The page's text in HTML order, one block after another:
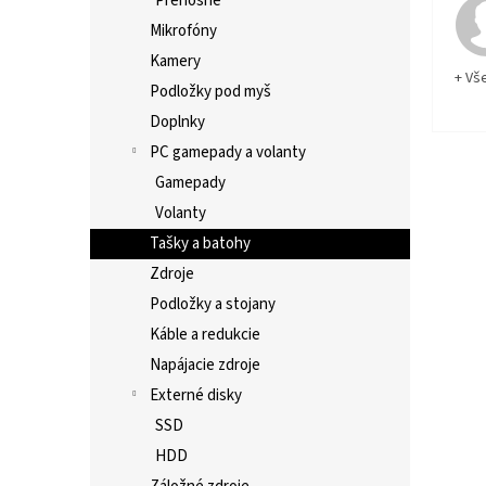
Mikrofóny
Kamery
Podložky pod myš
Doplnky
PC gamepady a volanty
Gamepady
Volanty
Tašky a batohy
Zdroje
Podložky a stojany
Káble a redukcie
Napájacie zdroje
Externé disky
SSD
HDD
+